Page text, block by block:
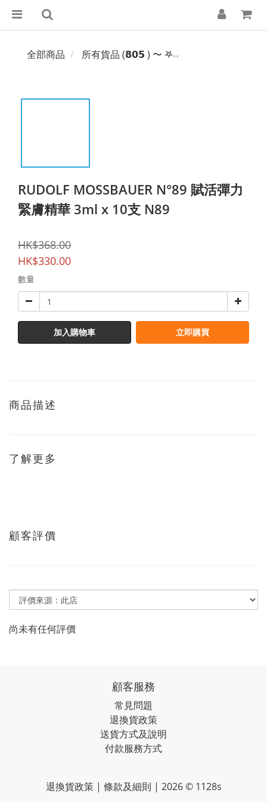
全部商品 所有貨品 (𝟴𝟬𝟱 ) 〜 𖤐˒˒‪‪
RUDOLF MOSSBAUER N°89 賦活彈力
緊膚精華 3ml x 10支 N89
HK$368.00
HK$330.00
數量
加入購物車 立即購買
商品描述
了解更多
顧客評價
尚未有任何評價
顧客服務
常見問題
退換貨政策
送貨方式及說明
付款服務方式
退換貨政策 | 條款及細則 | 2026 © 1128s